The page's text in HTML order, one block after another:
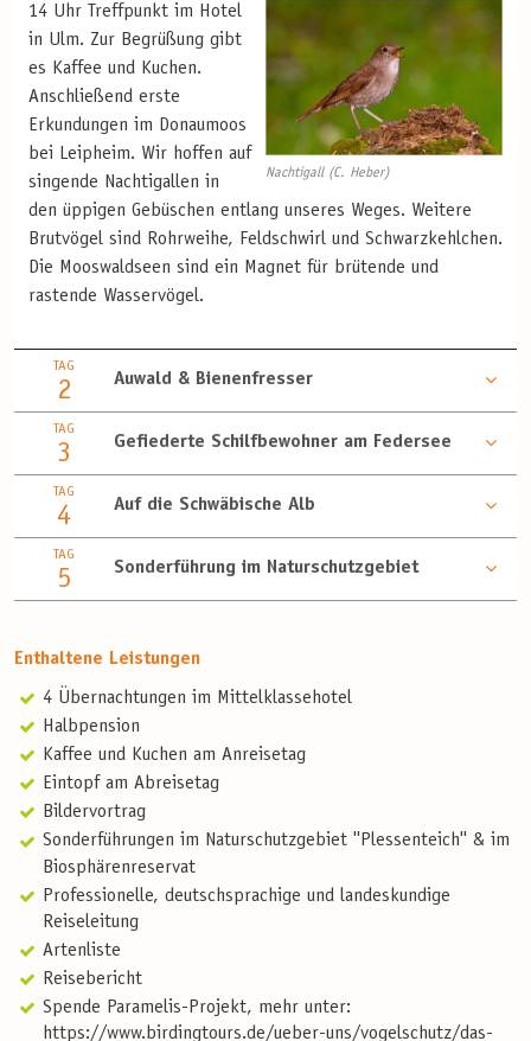
Nachtigall (C. Heber)
14 Uhr Treffpunkt im Hotel
in Ulm. Zur Begrüßung gibt
es Kaffee und Kuchen.
Anschließend erste
Erkundungen im Donaumoos
bei Leipheim. Wir hoffen auf
singende Nachtigallen in
den üppigen Gebüschen entlang unseres Weges. Weitere
Brutvögel sind Rohrweihe, Feldschwirl und Schwarzkehlchen.
Die Mooswaldseen sind ein Magnet für brütende und
rastende Wasservögel.
TAG
2 Auwald & Bienenfresser
TAG
3 Gefiederte Schilfbewohner am Federsee
TAG
4 Auf die Schwäbische Alb
TAG
5 Sonderführung im Naturschutzgebiet
Enthaltene Leistungen
4 Übernachtungen im Mittelklassehotel
Halbpension
Kaffee und Kuchen am Anreisetag
Eintopf am Abreisetag
Bildervortrag
Sonderführungen im Naturschutzgebiet ''Plessenteich'' & im
Biosphärenreservat
Professionelle, deutschsprachige und landeskundige
Reiseleitung
Artenliste
Reisebericht
Spende Paramelis-Projekt, mehr unter:
https://www.birdingtours.de/ueber-uns/vogelschutz/das-